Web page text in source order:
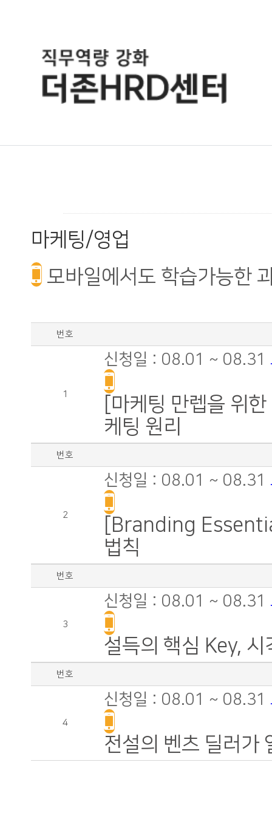
마케팅/영업
모바일에서도 학습가능한
번호
1
신청일 : 08.01 ~ 08.31
[마케팅 만렙을 위
케팅 원리
번호
2
신청일 : 08.01 ~ 08.31
[Branding
법칙
번호
3
신청일 : 08.01 ~ 08.31
설득의 핵심 Key,
번호
4
신청일 : 08.01 ~ 08.31
전설의 벤츠 딜러가